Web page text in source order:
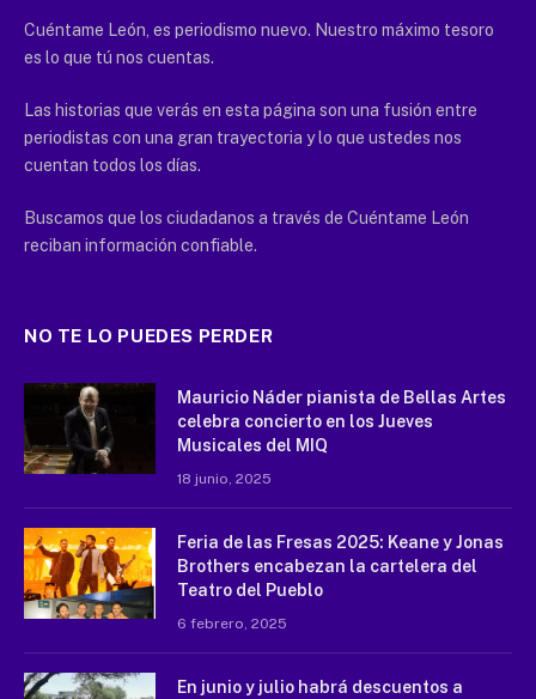
Cuéntame León, es periodismo nuevo. Nuestro máximo tesoro
es lo que tú nos cuentas.
Las historias que verás en esta página son una fusión entre
periodistas con una gran trayectoria y lo que ustedes nos
cuentan todos los días.
Buscamos que los ciudadanos a través de Cuéntame León
reciban información confiable.
NO TE LO PUEDES PERDER
Mauricio Náder pianista de Bellas Artes
celebra concierto en los Jueves
Musicales del MIQ
18 junio, 2025
Feria de las Fresas 2025: Keane y Jonas
Brothers encabezan la cartelera del
Teatro del Pueblo
6 febrero, 2025
En junio y julio habrá descuentos a